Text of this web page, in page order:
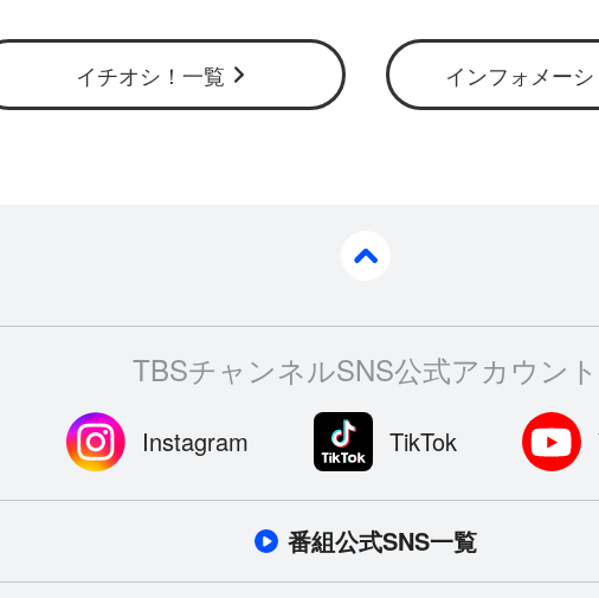
イチオシ！一覧 インフォメー
TBSチャンネルSNS公式アカウント
Instagram TikTok
番組公式SNS一覧